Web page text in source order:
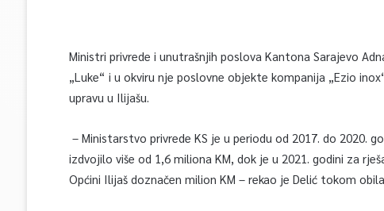
Ministri privrede i unutrašnjih poslova Kantona Sarajevo
„Luke“ i u okviru nje poslovne objekte kompanija „Ezio
upravu u Ilijašu.
– Ministarstvo privrede KS je u periodu od 2017. do 2020.
izdvojilo više od 1,6 miliona KM, dok je u 2021. godini za
Općini Ilijaš doznačen milion KM – rekao je Delić tokom